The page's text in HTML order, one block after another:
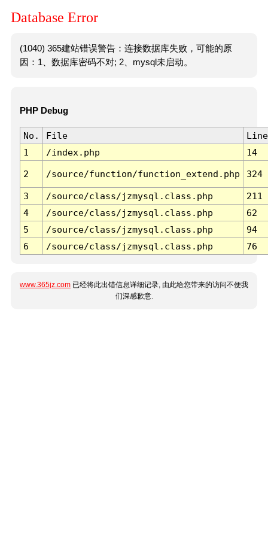
Database Error
(1040) 365建站错误警告：连接数据库失败，可能的原
因：1、数据库密码不对; 2、mysql未启动。
PHP Debug
No. File
Line
1
/index.php 14
2 /source/function/function_extend.php 324
3 /source/class/jzmysql.class.php
211
4
/source/class/jzmysql.class.php
62
5
/source/class/jzmysql.class.php
94
6
/source/class/jzmysql.class.php 76
www.365jz.com 已经将此出错信息详细记录, 由此给您带来的访问不便我
们深感歉意.